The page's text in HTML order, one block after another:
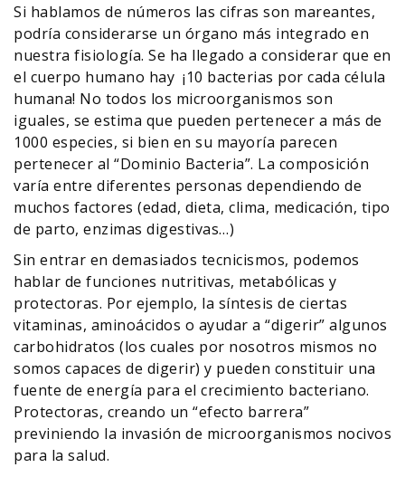
Si hablamos de números las cifras son mareantes,
podría considerarse un órgano más integrado en
nuestra fisiología. Se ha llegado a considerar que en
el cuerpo humano hay ¡10 bacterias por cada célula
humana! No todos los microorganismos son
iguales, se estima que pueden pertenecer a más de
1000 especies, si bien en su mayoría parecen
pertenecer al “Dominio Bacteria”. La composición
varía entre diferentes personas dependiendo de
muchos factores (edad, dieta, clima, medicación, tipo
de parto, enzimas digestivas…)
Sin entrar en demasiados tecnicismos, podemos
hablar de funciones nutritivas, metabólicas y
protectoras. Por ejemplo, la síntesis de ciertas
vitaminas, aminoácidos o ayudar a “digerir” algunos
carbohidratos (los cuales por nosotros mismos no
somos capaces de digerir) y pueden constituir una
fuente de energía para el crecimiento bacteriano.
Protectoras, creando un “efecto barrera”
previniendo la invasión de microorganismos nocivos
para la salud.